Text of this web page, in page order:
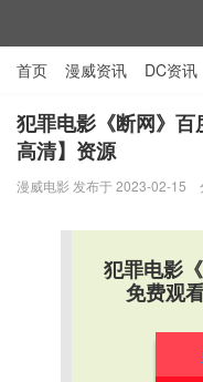
首页 漫威资讯 DC资讯
电视剧资源 漫威图片
犯罪电影《断网》
高清】资源
漫威电影 发布于 2023-02-15
犯罪电影
免费观